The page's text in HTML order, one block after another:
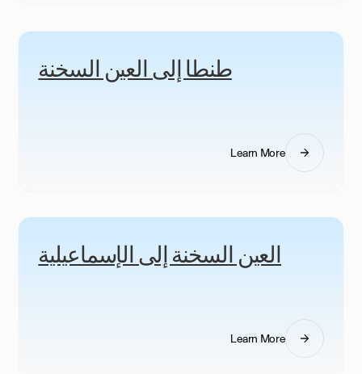
طنطا إلى العين السخنة
Learn More
العين السخنة إلى الإسماعيلية
Learn More